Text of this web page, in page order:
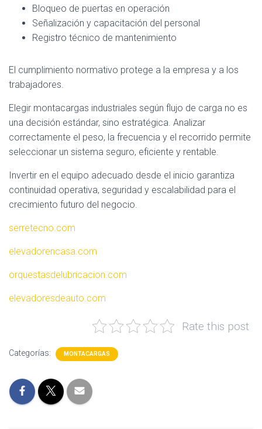
Bloqueo de puertas en operación
Señalización y capacitación del personal
Registro técnico de mantenimiento
El cumplimiento normativo protege a la empresa y a los
trabajadores.
Elegir montacargas industriales según flujo de carga no es
una decisión estándar, sino estratégica. Analizar
correctamente el peso, la frecuencia y el recorrido permite
seleccionar un sistema seguro, eficiente y rentable.
Invertir en el equipo adecuado desde el inicio garantiza
continuidad operativa, seguridad y escalabilidad para el
crecimiento futuro del negocio.
serretecno.com
elevadorencasa.com
orquestasdelubricacion.com
elevadoresdeauto.com
Rate this post
Categorías: MONTACARGAS